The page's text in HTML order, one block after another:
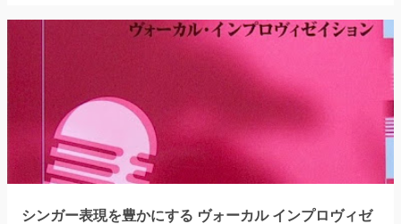
シンガー表現を豊かにする ヴォーカル インプロヴィゼ